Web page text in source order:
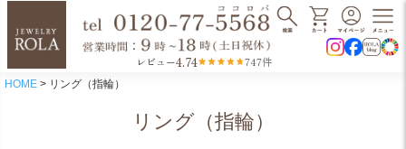
レビュー4.74 747件
HOME リング（指輪）
リング（指輪）